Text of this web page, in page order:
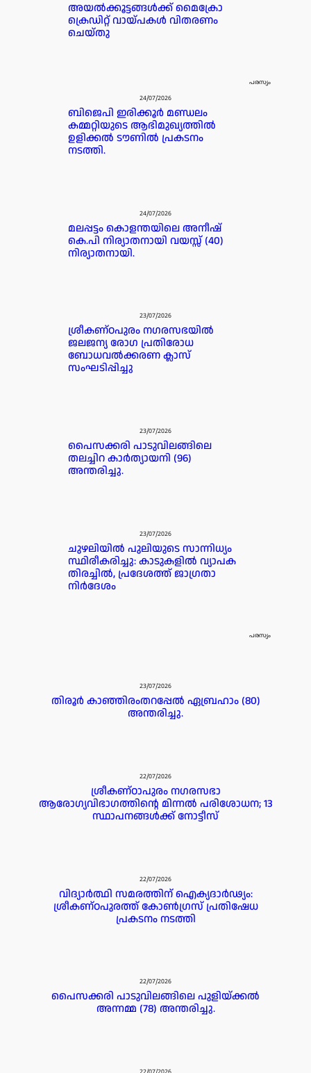
അയൽക്കൂട്ടങ്ങൾക്ക് മൈക്രോ
ക്രെഡിറ്റ്‌ വായ്പകൾ വിതരണം
ചെയ്തു
പരസ്യം
24/07/2026
ബിജെപി ഇരിക്കൂർ മണ്ഡലം
കമ്മറ്റിയുടെ ആഭിമുഖ്യത്തിൽ
ഉളിക്കൽ ടൗണിൽ പ്രകടനം
നടത്തി.
24/07/2026
മലപ്പട്ടം കൊളന്തയിലെ അനീഷ്
കെ.പി നിര്യാതനായി വയസ്സ് (40)
നിര്യാതനായി.
23/07/2026
ശ്രീകണ്ഠപുരം നഗരസഭയിൽ
ജലജന്യ രോഗ പ്രതിരോധ
ബോധവൽക്കരണ ക്ലാസ്
സംഘടിപ്പിച്ചു
23/07/2026
പൈസക്കരി പാടുവിലങ്ങിലെ
തലച്ചിറ കാർത്യായനി (96)
അന്തരിച്ചു.
23/07/2026
ചുഴലിയിൽ പുലിയുടെ സാന്നിധ്യം
സ്ഥിരീകരിച്ചു: കാടുകളിൽ വ്യാപക
തിരച്ചിൽ, പ്രദേശത്ത് ജാഗ്രതാ
നിർദേശം
പരസ്യം
23/07/2026
തിരൂർ കാഞ്ഞിരംതറപ്പേൽ ഏബ്രഹാം (80)
അന്തരിച്ചു.
22/07/2026
ശ്രീകണ്ഠാപുരം നഗരസഭാ
ആരോഗ്യവിഭാഗത്തിന്റെ മിന്നൽ പരിശോധന; 13
സ്ഥാപനങ്ങൾക്ക് നോട്ടീസ്
22/07/2026
വിദ്യാർത്ഥി സമരത്തിന് ഐക്യദാർഢ്യം:
ശ്രീകണ്ഠപുരത്ത് കോൺഗ്രസ് പ്രതിഷേധ
പ്രകടനം നടത്തി
22/07/2026
പൈസക്കരി പാടുവിലങ്ങിലെ പുളിയ്ക്കൽ
അന്നമ്മ (78) അന്തരിച്ചു.